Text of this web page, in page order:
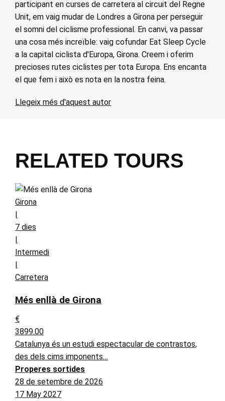
participant en curses de carretera al circuit del Regne
Unit, em vaig mudar de Londres a Girona per perseguir
el somni del ciclisme professional. En canvi, va passar
una cosa més increïble: vaig cofundar Eat Sleep Cycle
a la capital ciclista d'Europa, Girona. Creem i oferim
precioses rutes ciclistes per tota Europa. Ens encanta
el que fem i això es nota en la nostra feina.
Llegeix més d'aquest autor
RELATED TOURS
Girona
|
7 dies
|
Intermedi
|
Carretera
Més enllà de Girona
€
3899.00
Catalunya és un estudi espectacular de contrastos,
des dels cims imponents…
Properes sortides
28 de setembre de 2026
17 May 2027